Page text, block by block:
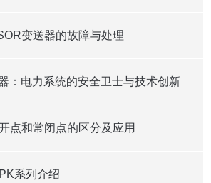
变送器的故障与处理
：电力系统的安全卫士与技术创新
点和常闭点的区分及应用
系列介绍